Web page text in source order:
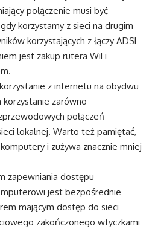
połączenie musi być
gdy korzystamy z sieci na drugim
korzystających z łączy ADSL
jest zakup rutera WiFi
z internetu na obydwu
zarówno
połączeń
lokalnej. Warto też pamiętać,
i zużywa znacznie mniej
zapewniania dostępu
jest bezpośrednie
mającym dostęp do sieci
zakończonego wtyczkami